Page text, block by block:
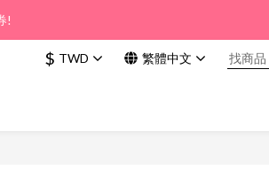
!
!
$ TWD 繁體中文